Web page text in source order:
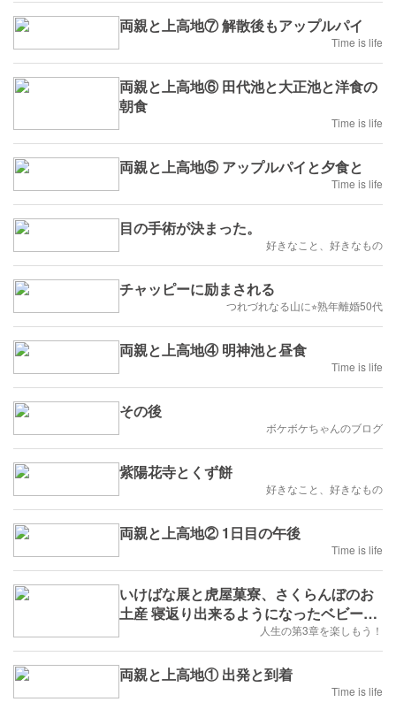
両親と上高地⑦ 解散後もアップルパイ
Time is life
両親と上高地⑥ 田代池と大正池と洋食の
朝食
Time is life
両親と上高地⑤ アップルパイと夕食と
Time is life
目の手術が決まった。
好きなこと、好きなもの
チャッピーに励まされる
つれづれなる山に⭐︎熟年離婚50代
両親と上高地④ 明神池と昼食
Time is life
その後
ボケボケちゃんのブログ
紫陽花寺とくず餅
好きなこと、好きなもの
両親と上高地② 1日目の午後
Time is life
いけばな展と虎屋菓寮、さくらんぼのお
土産 寝返り出来るようになったベビーち
人生の第3章を楽しもう！
両親と上高地① 出発と到着
Time is life